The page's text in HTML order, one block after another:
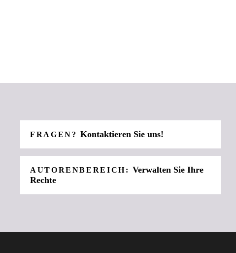
FRAGEN?Kontaktieren Sie uns!
AUTORENBEREICH:Verwalten Sie Ihre
Rechte